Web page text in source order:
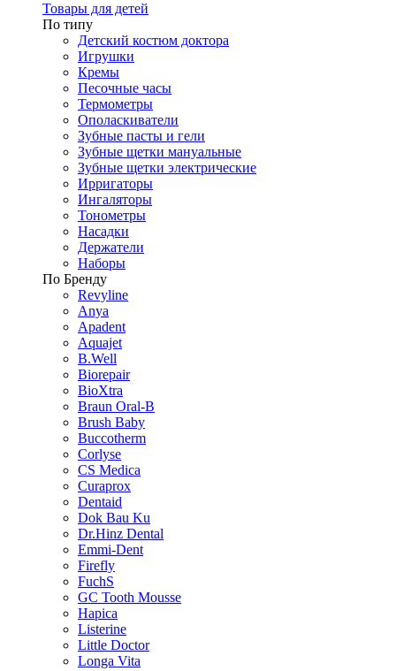
Товары для детей
По типу
Детский костюм доктора
Игрушки
Кремы
Песочные часы
Термометры
Ополаскиватели
Зубные пасты и гели
Зубные щетки мануальные
Зубные щетки электрические
Ирригаторы
Ингаляторы
Тонометры
Насадки
Держатели
Наборы
По Бренду
Revyline
Anya
Apadent
Aquajet
B.Well
Biorepair
BioXtra
Braun Oral-B
Brush Baby
Buccotherm
Corlyse
CS Medica
Curaprox
Dentaid
Dok Bau Ku
Dr.Hinz Dental
Emmi-Dent
Firefly
FuchS
GC Tooth Mousse
Hapica
Listerine
Little Doctor
Longa Vita